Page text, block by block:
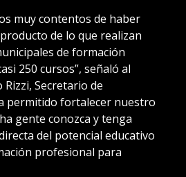
muy contentos de haber
de lo que realizan
de formación
250 cursos”, señaló al
Secretario de
permitido fortalecer nuestro
gente conozca y tenga
del potencial educativo
profesional para